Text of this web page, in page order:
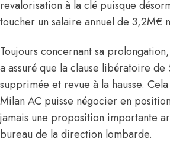
revalorisation à la clé puisque
toucher un salaire annuel de 3,2M€
Toujours concernant sa
a assuré que la clause libératoire
supprimée et revue à la hausse.
Milan AC puisse négocier en
jamais une proposition importante
bureau de la direction lombarde.